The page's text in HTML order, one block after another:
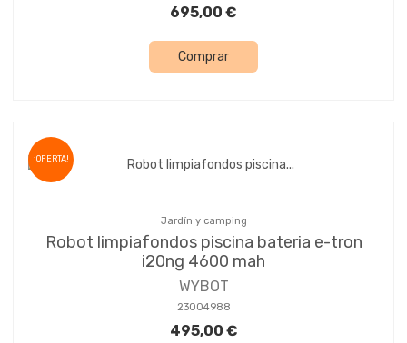
695,00 €
Comprar
¡OFERTA!
Jardín y camping
Robot limpiafondos piscina bateria e-tron
i20ng 4600 mah
WYBOT
23004988
495,00 €